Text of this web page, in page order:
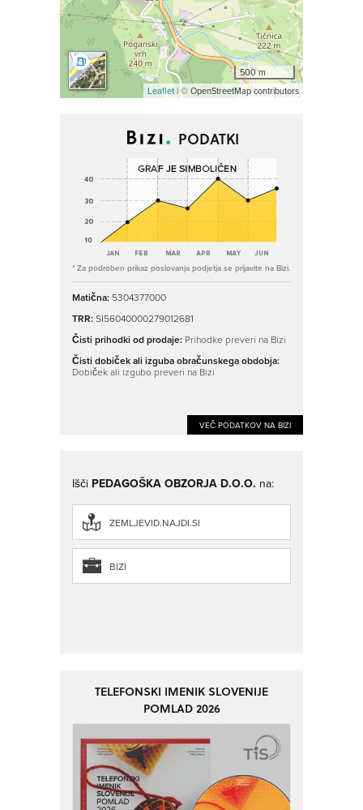
500 m
Leaflet| © OpenStreetMap contributors
PODATKI
* Za podroben prikaz poslovanja podjetja se prijavite na Bizi.
Matična: 5304377000
TRR:SI56040000279012681
Čisti prihodki od prodaje: Prihodke preveri na Bizi
Čisti dobiček ali izguba obračunskega obdobja:
Dobiček ali izgubo preveri na Bizi
VEČ PODATKOV NA BIZI
Išči PEDAGOŠKA OBZORJA D.O.O. na:
ZEMLJEVID.NAJDI.SI
BIZI
TELEFONSKI IMENIK SLOVENIJE
POMLAD 2026